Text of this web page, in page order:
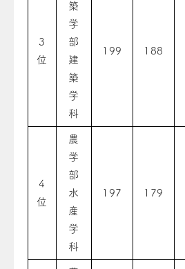
3
位
築
学
部
建
築
学
科
199 188
4
位
農
学
部
水
産
学
科
197 179